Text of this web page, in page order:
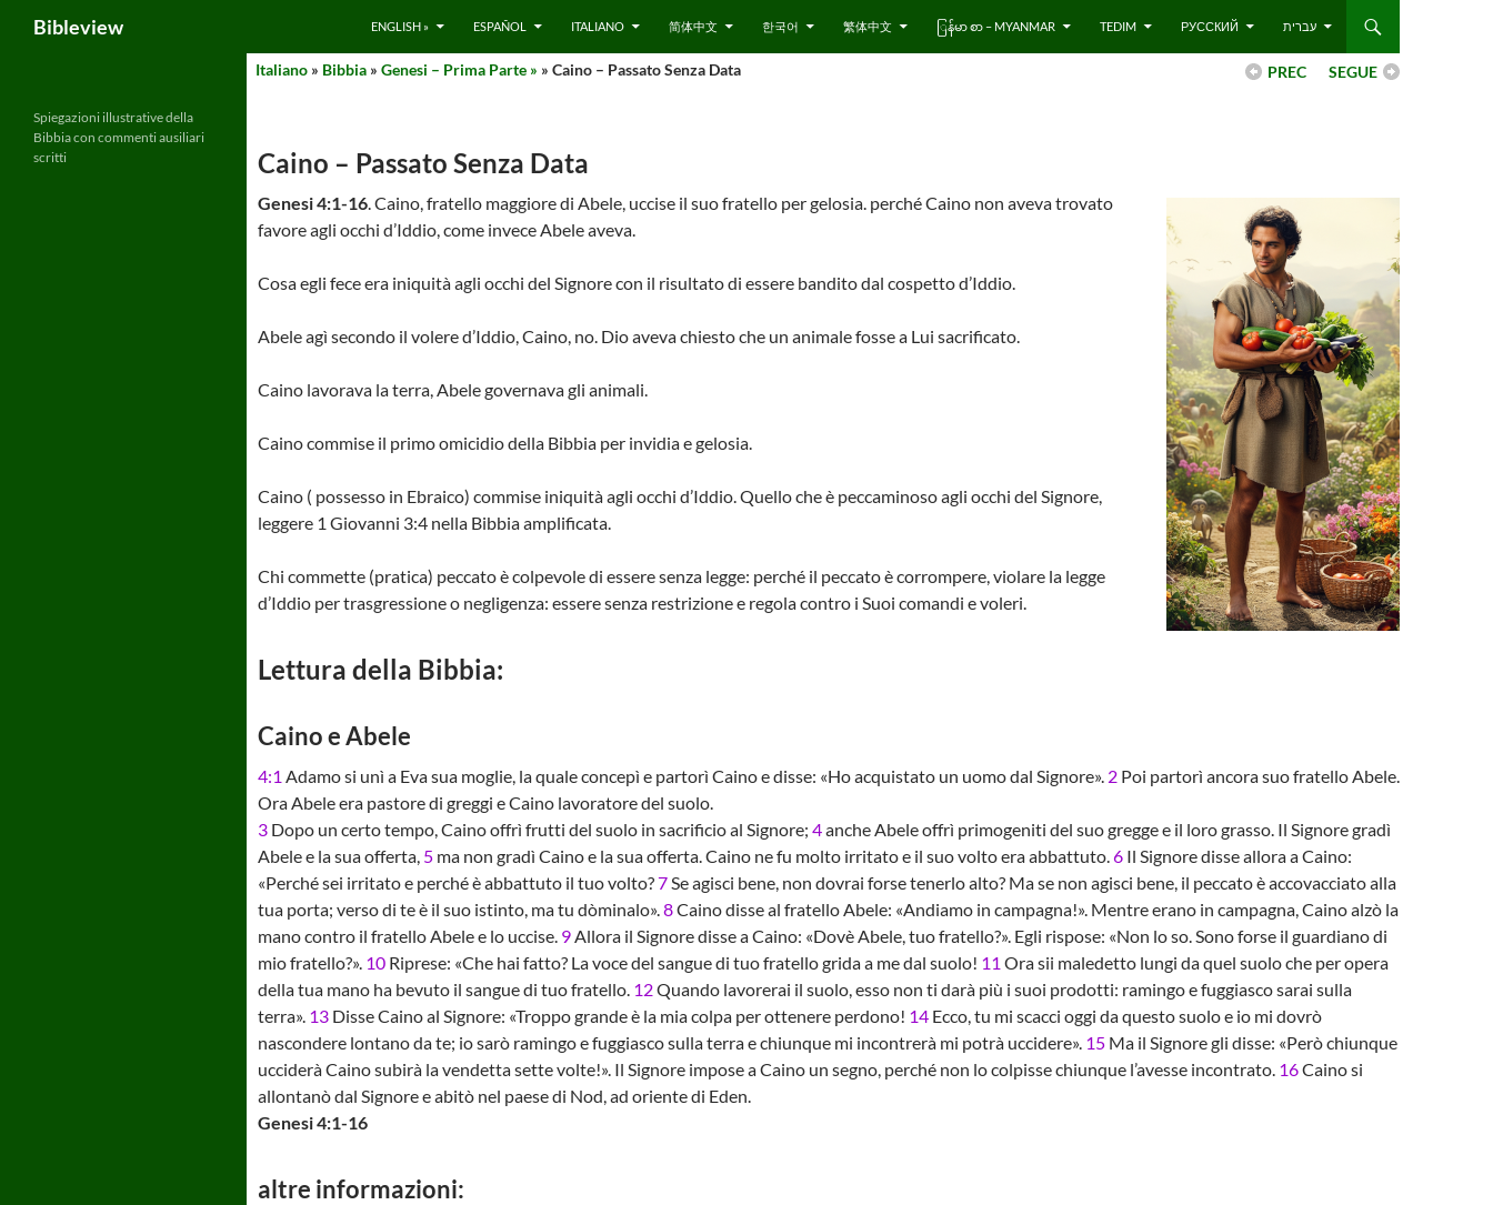
content
Bibleview ENGLISH » ESPAÑOL ITALIANO 简体中文 한국어 繁体中文 ြန်မာ စာ – MYANMAR TEDIM РУССКИЙ עברית
SEGUE
PREC
Italiano » Bibbia » Genesi – Prima Parte » » Caino – Passato Senza Data
Caino – Passato Senza Data
Genesi 4:1-16. Caino, fratello maggiore di Abele, uccise il suo fratello per gelosia. perché Caino non aveva trovato
favore agli occhi d’Iddio, come invece Abele aveva.
Cosa egli fece era iniquità agli occhi del Signore con il risultato di essere bandito dal cospetto d’Iddio.
Abele agì secondo il volere d’Iddio, Caino, no. Dio aveva chiesto che un animale fosse a Lui sacrificato.
Caino lavorava la terra, Abele governava gli animali.
Caino commise il primo omicidio della Bibbia per invidia e gelosia.
Caino ( possesso in Ebraico) commise iniquità agli occhi d’Iddio. Quello che è peccaminoso agli occhi del Signore,
leggere 1 Giovanni 3:4 nella Bibbia amplificata.
Chi commette (pratica) peccato è colpevole di essere senza legge: perché il peccato è corrompere, violare la legge
d’Iddio per trasgressione o negligenza: essere senza restrizione e regola contro i Suoi comandi e voleri.
Lettura della Bibbia:
Caino e Abele
4:1 Adamo si unì a Eva sua moglie, la quale concepì e partorì Caino e disse: «Ho acquistato un uomo dal Signore». 2 Poi partorì ancora suo fratello Abele.
Ora Abele era pastore di greggi e Caino lavoratore del suolo.
3 Dopo un certo tempo, Caino offrì frutti del suolo in sacrificio al Signore; 4anche Abele offrì primogeniti del suo gregge e il loro grasso. Il Signore gradì
Abele e la sua offerta, 5 ma non gradì Caino e la sua offerta. Caino ne fu molto irritato e il suo volto era abbattuto.6 Il Signore disse allora a Caino:
«Perché sei irritato e perché è abbattuto il tuo volto?7Se agisci bene, non dovrai forse tenerlo alto? Ma se non agisci bene, il peccato è accovacciato alla
tua porta; verso di te è il suo istinto, ma tu dòminalo».8Caino disse al fratello Abele: «Andiamo in campagna!». Mentre erano in campagna, Caino alzò la
mano contro il fratello Abele e lo uccise. 9Allora il Signore disse a Caino: «Dovè Abele, tuo fratello?». Egli rispose: «Non lo so. Sono forse il guardiano di
mio fratello?». 10 Riprese: «Che hai fatto? La voce del sangue di tuo fratello grida a me dal suolo! 11 Ora sii maledetto lungi da quel suolo che per opera
della tua mano ha bevuto il sangue di tuo fratello. 12Quando lavorerai il suolo, esso non ti darà più i suoi prodotti: ramingo e fuggiasco sarai sulla
terra». 13 Disse Caino al Signore: «Troppo grande è la mia colpa per ottenere perdono! 14 Ecco, tu mi scacci oggi da questo suolo e io mi dovrò
nascondere lontano da te; io sarò ramingo e fuggiasco sulla terra e chiunque mi incontrerà mi potrà uccidere». 15 Ma il Signore gli disse: «Però chiunque
ucciderà Caino subirà la vendetta sette volte!». Il Signore impose a Caino un segno, perché non lo colpisse chiunque l’avesse incontrato. 16Caino si
allontanò dal Signore e abitò nel paese di Nod, ad oriente di Eden.
Genesi 4:1-16
altre informazioni:
Spiegazioni illustrative della
Bibbia con commenti ausiliari
scritti